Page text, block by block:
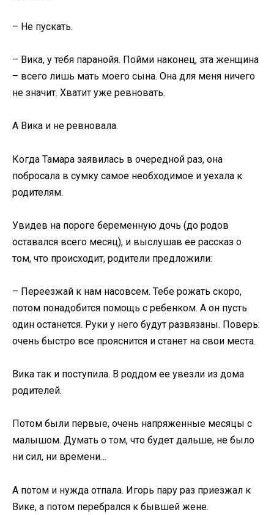
– Не пускать.
– Вика, у тебя паранойя. Пойми наконец, эта женщина
– всего лишь мать моего сына. Она для меня ничего
не значит. Хватит уже ревновать.
А Вика и не ревновала.
Когда Тамара заявилась в очередной раз, она
побросала в сумку самое необходимое и уехала к
родителям.
Увидев на пороге беременную дочь (до родов
оставался всего месяц), и выслушав ее рассказ о
том, что происходит, родители предложили:
– Переезжай к нам насовсем. Тебе рожать скоро,
потом понадобится помощь с ребенком. А он пусть
один останется. Руки у него будут развязаны. Поверь:
очень быстро все прояснится и станет на свои места.
Вика так и поступила. В роддом ее увезли из дома
родителей.
Потом были первые, очень напряженные месяцы с
малышом. Думать о том, что будет дальше, не было
ни сил, ни времени…
А потом и нужда отпала. Игорь пару раз приезжал к
Вике, а потом перебрался к бывшей жене.